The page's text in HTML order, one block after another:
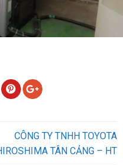
CÔNG TY TNHH TOYOTA
TÂN CẢNG – HT